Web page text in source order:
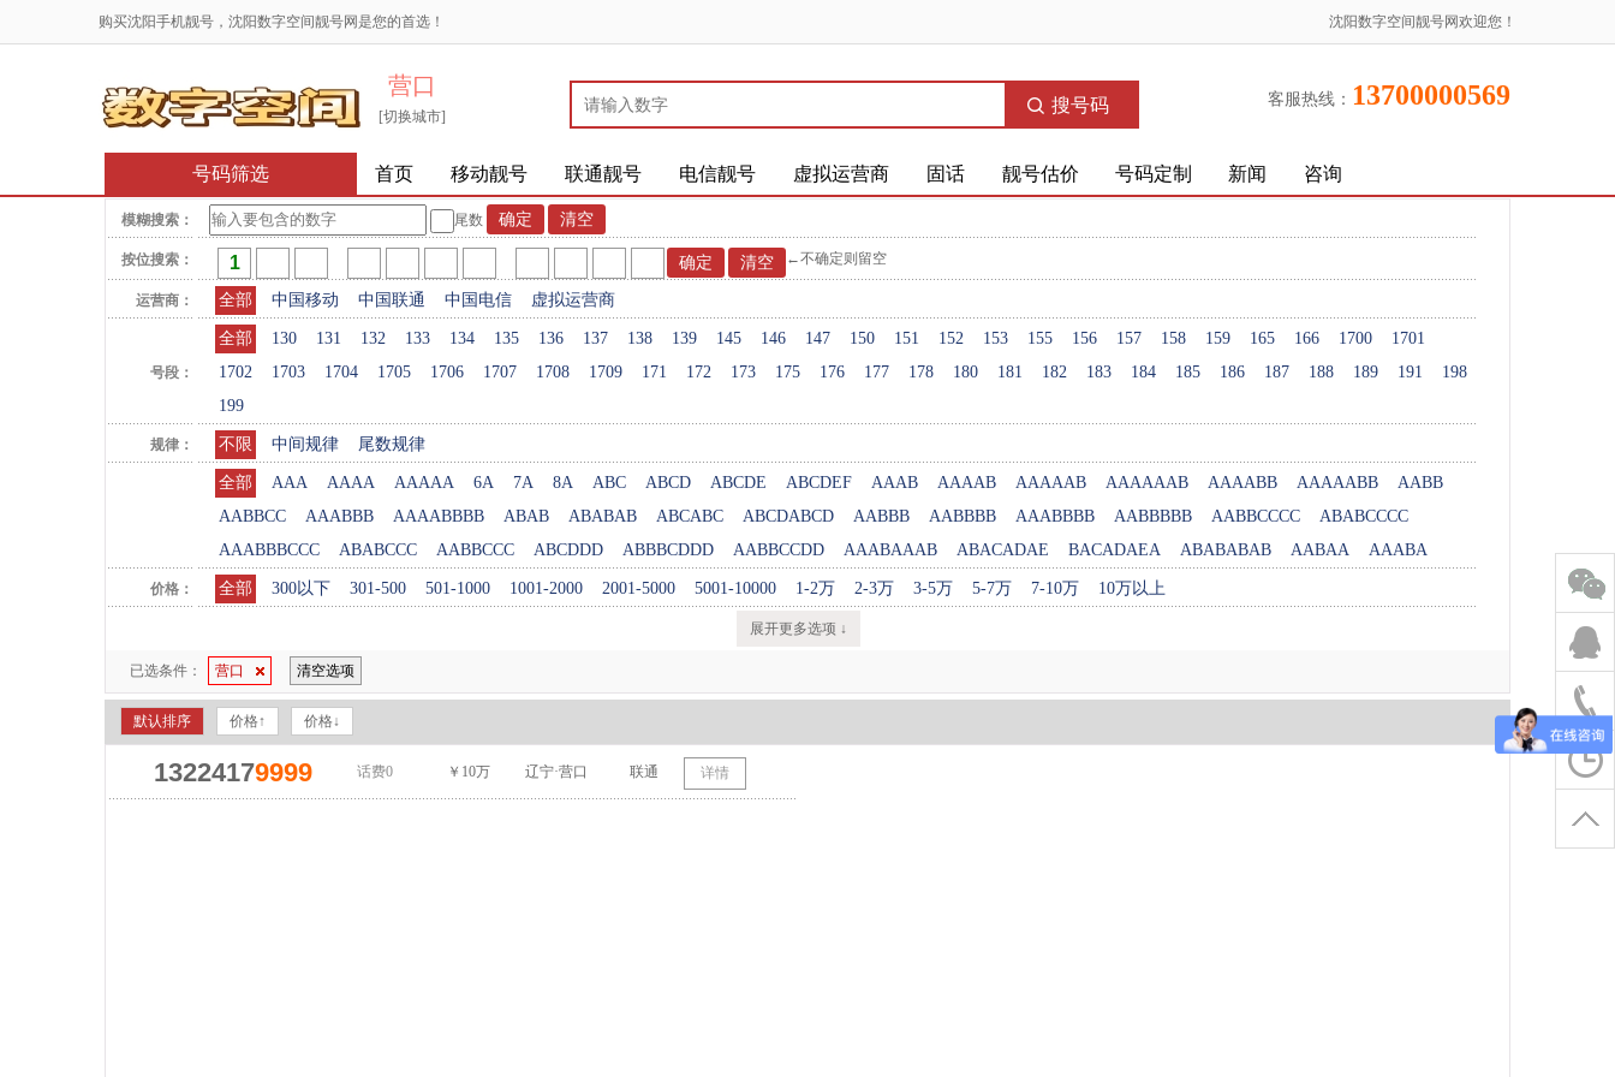
沈阳数字空间靓号网欢迎您！
购买沈阳手机靓号，沈阳数字空间靓号网是您的首选！
营口
[切换城市]
搜号码 客服热线： 13700000569
号码筛选 首页 移动靓号 联通靓号 电信靓号 虚拟运营商 固话 靓号估价 号码定制 新闻 咨询
模糊搜索： 尾数
按位搜索： ←不确定则留空
运营商： 全部 中国移动 中国联通 中国电信 虚拟运营商
号段：
全部 130 131 132 133 134 135 136 137 138 139 145 146 147 150 151 152 153 155 156 157 158 159 165 166 1700
1701
1702
1703 1704 1705 1706 1707 1708 1709 171 172 173 175 176 177 178 180 181 182 183 184 185 186 187 188 189 191
198
199
规律： 不限 中间规律 尾数规律
全部 AAA AAAA AAAAA 6A 7A 8A ABC ABCD ABCDE ABCDEF AAAB AAAAB AAAAAB AAAAAAB AAAABB AAAAABB
AABB
AABBCC
AAABBB AAAABBBB ABAB ABABAB ABCABC ABCDABCD AABBB AABBBB AAABBBB AABBBBB AABBCCCC
ABABCCCC
AAABBBCCC
ABABCCC AABBCCC ABCDDD ABBBCDDD AABBCCDD AAABAAAB ABACADAE BACADAEA ABABABAB AABAA AAABA
价格： 全部 300以下 301-500 501-1000 1001-2000 2001-5000 5001-10000 1-2万 2-3万 3-5万 5-7万 7-10万 10万以上
展开更多选项 ↓
已选条件： 营口 清空选项
默认排序 价格↑ 价格↓
13224179999 话费0 ￥10万 辽宁·营口 联通 详情